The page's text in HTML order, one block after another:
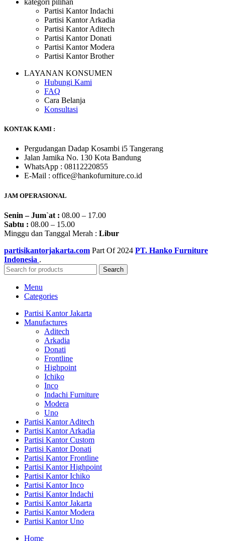
kategori pilihan
Partisi Kantor Indachi
Partisi Kantor Arkadia
Partisi Kantor Aditech
Partisi Kantor Donati
Partisi Kantor Modera
Partisi Kantor Brother
LAYANAN KONSUMEN
Hubungi Kami
FAQ
Cara Belanja
Konsultasi
KONTAK KAMI :
Pergudangan Dadap Kosambi i5 Tangerang
Jalan Jamika No. 130 Kota Bandung
WhatsApp : 08112220855
E-Mail : office@hankofurniture.co.id
JAM OPERASIONAL
Senin – Jum`at : 08.00 – 17.00
Sabtu : 08.00 – 15.00
Minggu dan Tanggal Merah : Libur
partisikantorjakarta.com Part Of 2024 PT. Hanko Furniture
Indonesia .
Search
Menu
Categories
Partisi Kantor Jakarta
Manufactures
Aditech
Arkadia
Donati
Frontline
Highpoint
Ichiko
Inco
Indachi Furniture
Modera
Uno
Partisi Kantor Aditech
Partisi Kantor Arkadia
Partisi Kantor Custom
Partisi Kantor Donati
Partisi Kantor Frontline
Partisi Kantor Highpoint
Partisi Kantor Ichiko
Partisi Kantor Inco
Partisi Kantor Indachi
Partisi Kantor Jakarta
Partisi Kantor Modera
Partisi Kantor Uno
Home